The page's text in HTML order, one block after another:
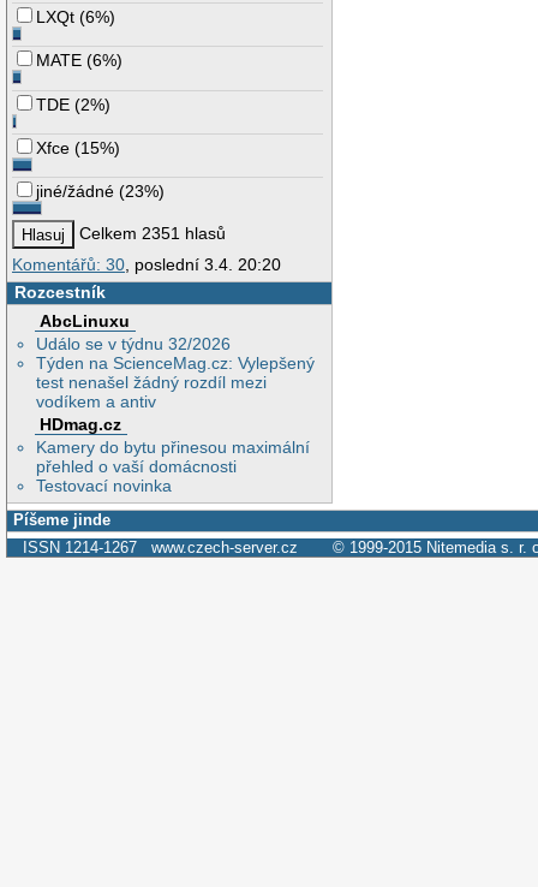
LXQt (6%)
MATE (6%)
TDE (2%)
Xfce (15%)
jiné/žádné (23%)
Celkem 2351 hlasů
Komentářů: 30 , poslední 3.4. 20:20
Rozcestník
AbcLinuxu
Událo se v týdnu 32/2026
Týden na ScienceMag.cz: Vylepšený
test nenašel žádný rozdíl mezi
vodíkem a antiv
HDmag.cz
Kamery do bytu přinesou maximální
přehled o vaší domácnosti
Testovací novinka
Píšeme jinde
ISSN 1214-1267 www.czech-server.cz © 1999-2015 Nitemedia s. r.